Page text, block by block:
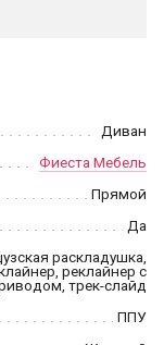
Диван
Фиеста Мебель
Прямой
Да
раскладушка,
реклайнер с
трек-слайд
ППУ